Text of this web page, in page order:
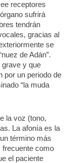
receptores
sufrirá
tendrán
gracias al
se
de Adán”.
grave y que
por un periodo de
“la muda
la voz (tono,
La afonía es la
término más
frecuente como
el paciente